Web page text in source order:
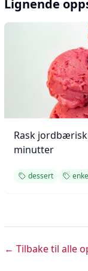
Lignende
Rask
minutter
dessert
← Tilbake til alle